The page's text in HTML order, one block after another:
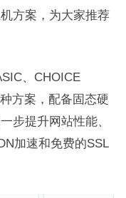
方案，为大家推荐
、CHOICE
方案，配备固态硬
步提升网站性能、
加速和免费的SSL